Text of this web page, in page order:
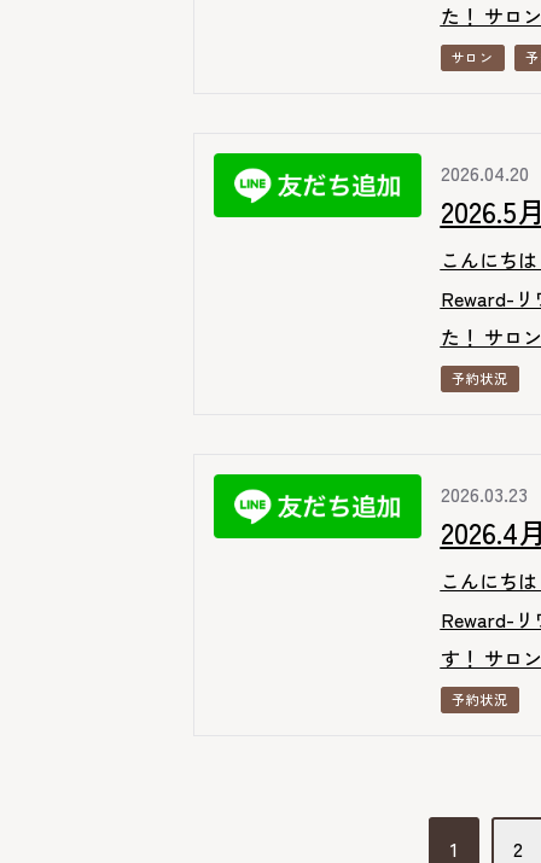
た！ サロ
サロン
2026.04.20
2026.5
こんにち
Reward-
た！ サロ
予約状況
2026.03.23
2026.4
こんにち
Reward-
す！ サロ
予約状況
1 2